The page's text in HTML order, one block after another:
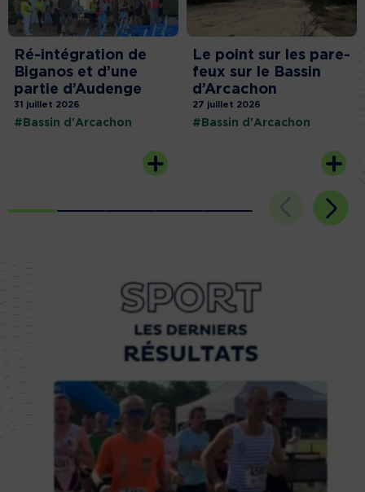
Ré-intégration de
Biganos et d’une
partie d’Audenge
31 juillet 2026
#Bassin d'Arcachon
Le point sur les pare-
feux sur le Bassin
d’Arcachon
27 juillet 2026
#Bassin d'Arcachon